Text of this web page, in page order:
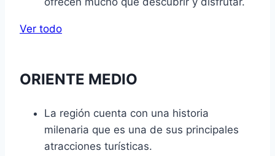
Ver todo
ORIENTE MEDIO
La región cuenta con una historia
milenaria que es una de sus principales
atracciones turísticas.